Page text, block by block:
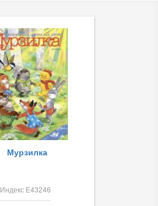
Мурзилка
Индекс Е43246